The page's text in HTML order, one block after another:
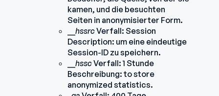
kamen, und die besuchten
Seiten in anonymisierter Form.
__hssrcVerfall: Session
Description: um eine eindeutige
Session-ID zu speichern.
__hsscVerfall: 1 Stunde
Beschreibung: to store
anonymized statistics.